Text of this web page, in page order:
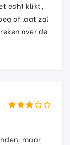
echt klikt,
of laat zal
over de
maar